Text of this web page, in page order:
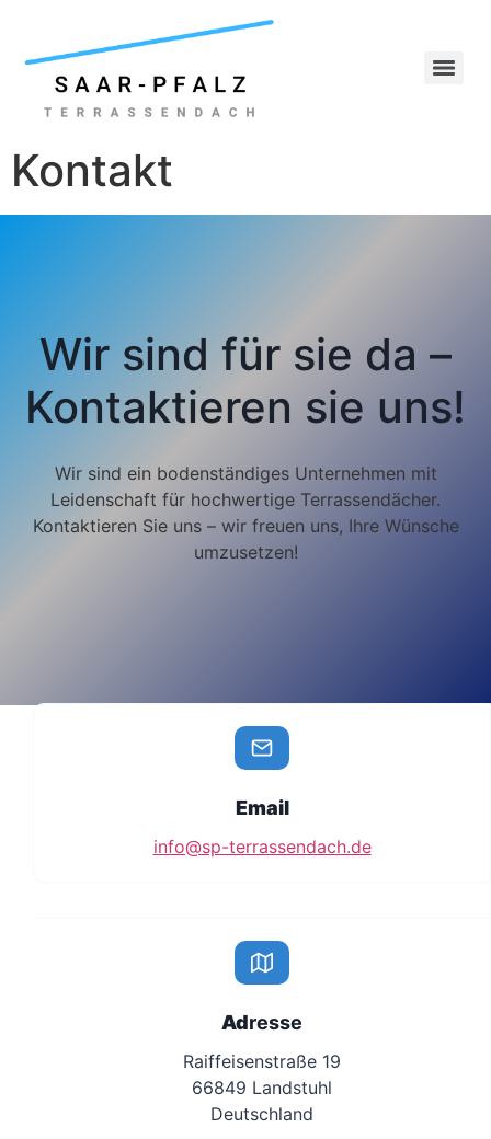
Kontakt
Wir sind für sie da –
Kontaktieren sie uns!
Wir sind ein bodenständiges Unternehmen mit
Leidenschaft für hochwertige Terrassendächer.
Kontaktieren Sie uns – wir freuen uns, Ihre Wünsche
umzusetzen!
Email
info@sp-terrassendach.de
Adresse
Raiffeisenstraße 19
66849 Landstuhl
Deutschland